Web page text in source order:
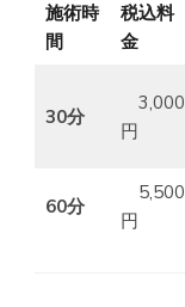
施術時
間
税込料
金
30分
3,000
円
60分
5,500
円